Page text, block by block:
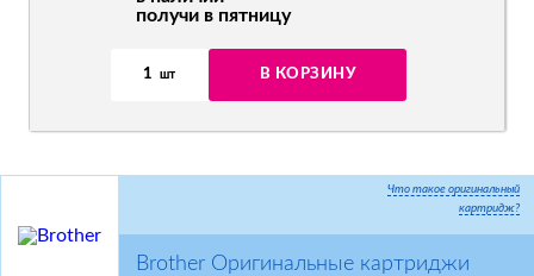
получи в пятницу
1 шт В КОРЗИНУ
Что такое оригинальный
картридж?
Brother Оригинальные картриджи